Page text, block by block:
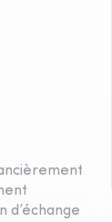
d’échange